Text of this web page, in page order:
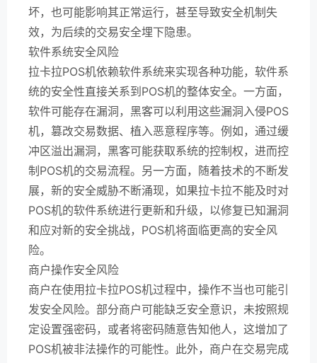
坏，也可能影响其正常运行，甚至导致安全机制失
效，为后续的交易安全埋下隐患。
软件系统安全风险
拉卡拉POS机依赖软件系统来实现各种功能，软件系
统的安全性直接关系到POS机的整体安全。一方面，
软件可能存在漏洞，黑客可以利用这些漏洞入侵POS
机，篡改交易数据、植入恶意程序等。例如，通过缓
冲区溢出漏洞，黑客可能获取系统的控制权，进而控
制POS机的交易流程。另一方面，随着技术的不断发
展，新的安全威胁不断涌现，如果拉卡拉不能及时对
POS机的软件系统进行更新和升级，以修复已知漏洞
和应对新的安全挑战，POS机将面临更高的安全风
险。
商户操作安全风险
商户在使用拉卡拉POS机过程中，操作不当也可能引
发安全风险。部分商户可能缺乏安全意识，未按照规
定设置强密码，或者将密码随意告知他人，这增加了
POS机被非法操作的可能性。此外，商户在交易完成